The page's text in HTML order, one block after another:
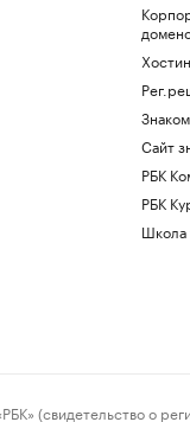
Сайт
РБК
РБК
Школа
о